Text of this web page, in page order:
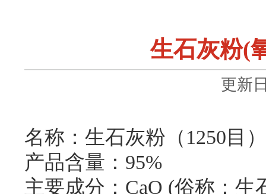
生石灰粉(
更新
名称：生石灰粉（1250目）
产品含量：95%
主要成分：CaO (俗称：生